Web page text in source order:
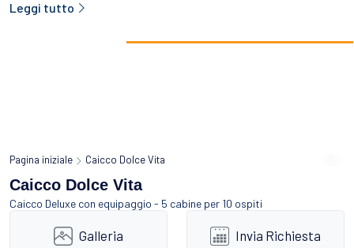
Leggi tutto
Pagina iniziale Caicco Dolce Vita
Caicco Dolce Vita
Caicco Deluxe con equipaggio - 5 cabine per 10 ospiti
Galleria Invia Richiesta